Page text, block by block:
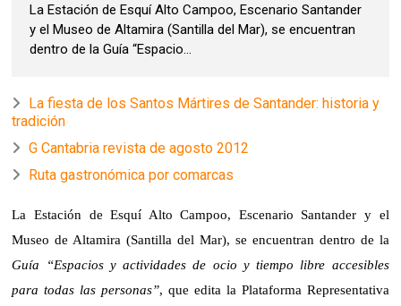
La Estación de Esquí Alto Campoo, Escenario Santander
y el Museo de Altamira (Santilla del Mar), se encuentran
dentro de la Guía “Espacio...
La fiesta de los Santos Mártires de Santander: historia y
tradición
G Cantabria revista de agosto 2012
Ruta gastronómica por comarcas
La Estación de Esquí Alto Campoo, Escenario Santander y el
Museo de Altamira (Santilla del Mar), se encuentran dentro de la
Guía “Espacios y actividades de ocio y tiempo libre accesibles
para todas las personas”, que edita la Plataforma Representativa